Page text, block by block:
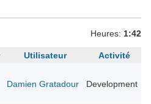
Heures: 1:42
Utilisateur Activité
Damien Gratadour Development